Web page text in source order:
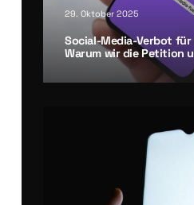
29. Oktober 2025
Social-Media-Ver­bot
War­um wir die Peti­ti­on